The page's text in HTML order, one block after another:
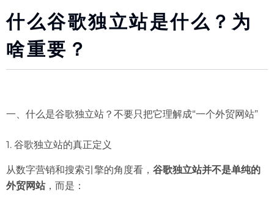
什么谷歌独立站是什么？为
啥重要？
一、什么是谷歌独立站？不要只把它理解成“一个外贸网站”
1. 谷歌独立站的真正定义
从数字营销和搜索引擎的角度看， 谷歌独立站并不是单纯的
外贸网站，而是：